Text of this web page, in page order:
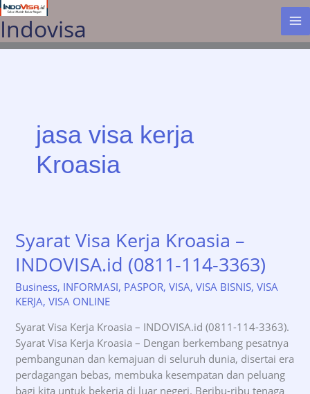
Lewati
ke
konten
Indovisa
jasa visa kerja
Kroasia
Syarat Visa Kerja Kroasia –
INDOVISA.id (0811-114-3363)
Business, INFORMASI, PASPOR,VISA,VISA BISNIS,VISA
KERJA,VISA ONLINE
Syarat Visa Kerja Kroasia – INDOVISA.id (0811-114-3363).
Syarat Visa Kerja Kroasia – Dengan berkembang pesatnya
pembangunan dan kemajuan di seluruh dunia, disertai era
perdagangan bebas, membuka kesempatan dan peluang
bagi kita untuk bekerja di luar negeri. Beribu-ribu tenaga